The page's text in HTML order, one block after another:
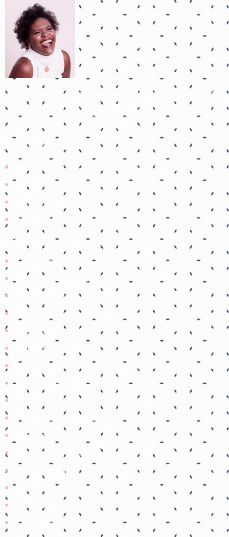
Para que todos vejam, e saibam, e considerem, e juntamente
entendam que a mão do Senhor fez isto
Isaías 41:20
Links úteis
Contato
Política de Privacidade
Termos de Uso
Parceiros
Coruja Pedagogica
Pedagogia Ingrid Moraes
SOS professor
Atividades Pedagógicas Suzano
Etiene prof
Tudo é pedagógico
Balão de Ideias
Prof Roh Pedroso
Professora Rebeca Neumann
Jogos educativos
Coisinhas da Tia Cal
@ProfessoraGii
Ensinando com amor